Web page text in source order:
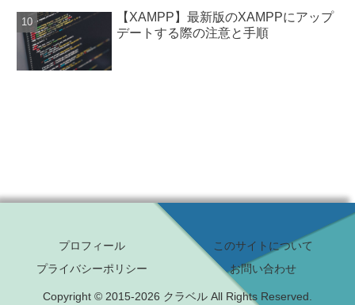
【XAMPP】最新版のXAMPPにアップ
デートする際の注意と手順
プロフィール
このサイトについて
プライバシーポリシー
お問い合わせ
Copyright © 2015-2026 クラベル All Rights Reserved.